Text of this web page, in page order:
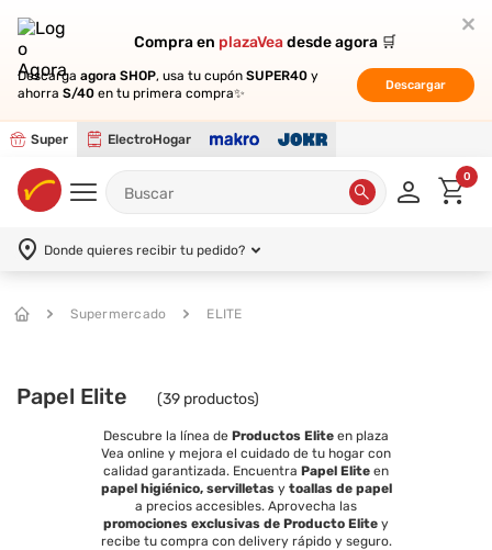
Compra en plazaVeadesde agora 🛒
Descarga agora SHOP, usa tu cupón SUPER40 y
ahorra S/40 en tu primera compra✨
Descargar
Super ElectroHogar
Compra en plazaVeadesde agora 🛒
Descarga agora SHOP, usa tu cupón SUPER40 y
ahorra S/40 en tu primera compra✨
Descargar
0
Donde quieres recibir tu pedido?
Supermercado ELITE
Papel Elite (39 productos)
Descubre la línea de Productos Elite en plaza
Vea online y mejora el cuidado de tu hogar con
calidad garantizada. Encuentra Papel Elite en
papel higiénico, servilletas ytoallas de papel
a precios accesibles. Aprovecha las
promociones exclusivas de Producto Elite y
recibe tu compra con delivery rápido y seguro.